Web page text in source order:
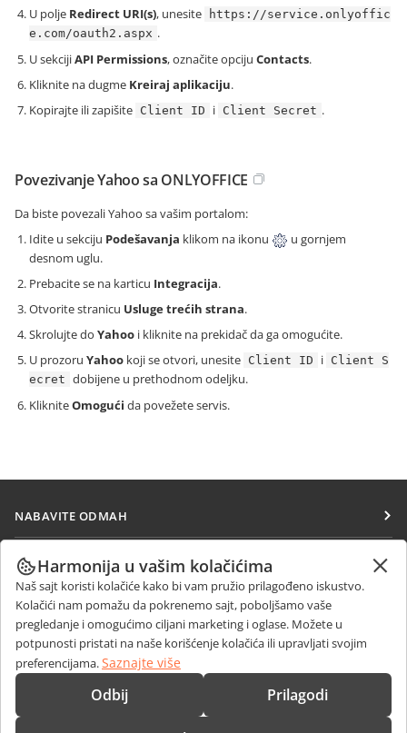
U polje Redirect URI(s), unesite
https://service.onlyoffic
e.com/oauth2.aspx .
U sekcijiAPI Permissions, označite opciju Contacts.
Kliknite na dugme Kreiraj aplikaciju.
Kopirajte ili zapišite Client ID i Client Secret .
Povezivanje Yahoo sa ONLYOFFICE
Da biste povezali Yahoo sa vašim portalom:
Idite u sekciju Podešavanja klikom na ikonu
u gornjem
desnom uglu.
Prebacite se na karticu Integracija.
Otvorite stranicu Usluge trećih strana.
Skrolujte do Yahoo i kliknite na prekidač da ga omogućite.
U prozoru Yahoo koji se otvori, unesite Client ID i Client S
ecret dobijene u prethodnom odeljku.
KlikniteOmogući da povežete servis.
NABAVITE ODMAH
Docs
DocSpace
Workspace
Konektori
Desktop aplikacije
Mobilne aplikacije
SARAĐUJTE
Za doprinosioce
Za prevodioce
Za influensere
Slobodna radna mesta
PRIMAJTE VESTI
Blog
DOBIJTE POMOĆ
Forum
KONTAKTIRAJTE NAS
Pitanja o prodaji
sales@onlyoffice.com
Harmonija u vašim kolačićima
Naš sajt koristi kolačiće kako bi vam pružio prilagođeno iskustvo.
Kolačići nam pomažu da pokrenemo sajt, poboljšamo vaše
pregledanje i omogućimo ciljani marketing i oglase. Možete u
potpunosti pristati na naše korišćenje kolačića ili upravljati svojim
preferencijama.Saznajte više
Odbij Prilagodi